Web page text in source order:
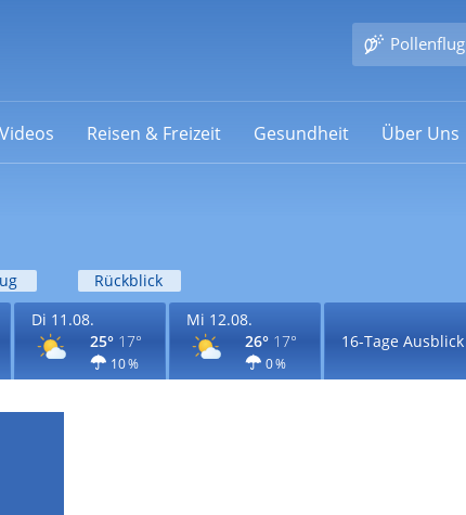
Pollenflug
Reisen & Freizeit Gesundheit Über Uns
Rückblick
Di 11.08.
25° 17°
10 %
Mi 12.08.
26° 17°
0 %
16-Tage Ausblick